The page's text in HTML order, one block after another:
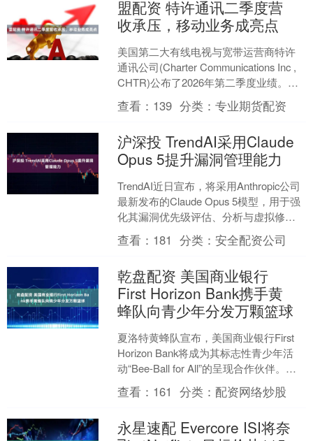
盟配资 特许通讯二季度营
收承压，移动业务成亮点
美国第二大有线电视与宽带运营商特许
通讯公司(Charter Communications Inc ,
CHTR)公布了2026年第二季度业绩。财
报显示，公司当季....
查看： 139 分类：专业期货配资
沪深投 TrendAI采用Claude
Opus 5提升漏洞管理能力
TrendAI近日宣布，将采用Anthropic公司
最新发布的Claude Opus 5模型，用于强
化其漏洞优先级评估、分析与虚拟修复
能力。此举旨在帮助安全团队....
查看： 181 分类：安全配资公司
乾盘配资 美国商业银行
First Horizon Bank携手黄
蜂队向青少年分发万颗篮球
夏洛特黄蜂队宣布，美国商业银行First
Horizon Bank将成为其标志性青少年活
动“Bee-Ball for All”的呈现合作伙伴。该
项活动是第二届“....
查看： 161 分类：配资网络炒股
永星速配 Evercore ISI将奈